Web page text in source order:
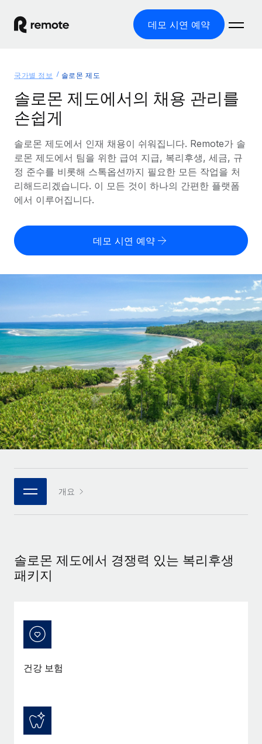
데모 시연 예약
글로벌 고용
글로벌 급여
규정을 준수하며 급여 지급을 손쉽게 처리
기록상 고용주(EOR)
법인 설립 비용 없이 전 세계로 사업을 확장
복잡한 고용 업무를 아웃소싱
Remote 통합
HR을 워크플로에 매끄럽게 통합
플랫폼
팀을 위한 통합된 핵심 HR 기능
연결 새로운
통합
핵심 비즈니스 도구로 프로세스를 간소화
글로벌 인사 및 규정 준수 업무 처리에 전문가 지원 제공
Compliance Watchtower
규정 준수 관련 위험에 선제적으로 대응
기기 관리
법인 설립
법인 설립을 빠르고 준법적으로 지원
솔루션
글로벌 서비스 제공
국가별 정보
국가별 글로벌 채용 지원 알아보기
미국 주별 정보
Remote와 다른 솔루션 비교
다른 업체들과 비교해보기
스타트업
성장하는 기업을 위한 민첩한 글로벌 HR 및 급여 솔루션
중견기업
맞춤형 HR 솔루션으로 팀 확장
엔터프라이즈
대기업을 위한 글로벌 HR
REMOTE 파트너 되기
플랫폼에 글로벌 HR을 유연하게 통합
Remote와의 파트너십 기회 탐색
리소스
도구 및 계산기
오분류 리스크 평가 도구
국가별 총 인건비 계산
REMOTE와 함께 배우기
리서치 및 가이드
사례 연구
HR 용어집
체크리스트 및 템플릿
직무 설명 라이브러리
이벤트
인사이트 센터
지원받기
블로그
글로벌 급여
계약자 관리
세금
요금
한국어
English
Français
Deutsch
Español
Italiano
Português (Portugal)
한국어
국가별 정보 솔로몬 제도
솔로몬 제도에서의 채용 관리를
손쉽게
솔로몬 제도에서 인재 채용이 쉬워집니다. Remote가 솔
로몬 제도에서 팀을 위한 급여 지급, 복리후생, 세금, 규
정 준수를 비롯해 스톡옵션까지 필요한 모든 작업을 처
리해드리겠습니다. 이 모든 것이 하나의 간편한 플랫폼
에서 이루어집니다.
데모 시연 예약
개요
솔로몬 제도에서 경쟁력 있는 복리후생
패키지
건강 보험